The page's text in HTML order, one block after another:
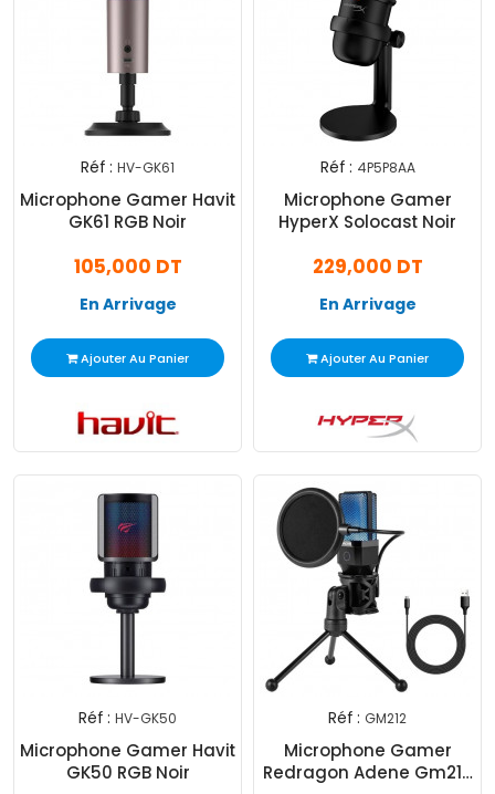
Réf : HV-GK61
Microphone Gamer Havit
GK61 RGB Noir
105,000 DT
En Arrivage
Ajouter Au Panier
Réf : 4P5P8AA
Microphone Gamer
HyperX Solocast Noir
229,000 DT
En Arrivage
Ajouter Au Panier
Réf : HV-GK50
Microphone Gamer Havit
GK50 RGB Noir
Réf : GM212
Microphone Gamer
Redragon Adene Gm212